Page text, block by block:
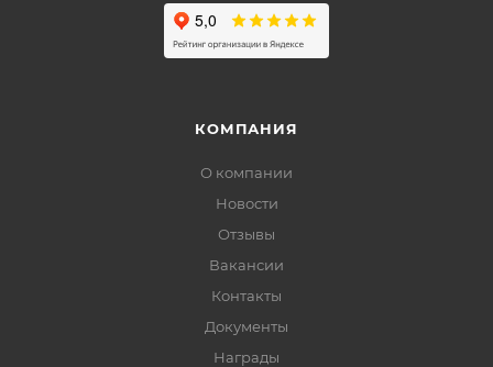
КОМПАНИЯ
О компании
Новости
Отзывы
Вакансии
Контакты
Документы
Награды